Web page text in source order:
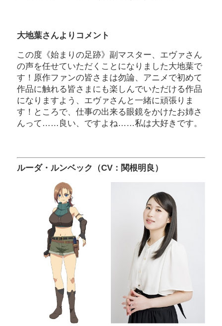
大地葉さんよりコメント
この度《始まりの足跡》副マスター、エヴァさん
の声を任せていただくことになりました大地葉で
す！原作ファンの皆さまは勿論、アニメで初めて
作品に触れる皆さまにも楽しんでいただける作品
になりますよう、エヴァさんと一緒に頑張りま
す！ところで、仕事の出来る眼鏡をかけたお姉さ
んって……良い、ですよね……私は大好きです。
ルーダ・ルンベック（CV：関根明良）